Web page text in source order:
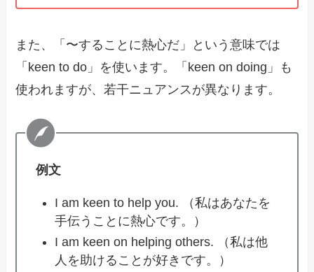
また、「〜することに熱心だ」という意味では
「keen to do」を使います。「keen on doing」も
使われますが、若干ニュアンスが異なります。
例文
I am keen to help you. （私はあなたを
手伝うことに熱心です。）
I am keen on helping others. （私は他
人を助けることが好きです。）